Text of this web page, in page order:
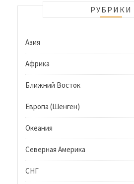
РУБРИКИ
Азия
Африка
Ближний Восток
Европа (Шенген)
Океания
Северная Америка
СНГ